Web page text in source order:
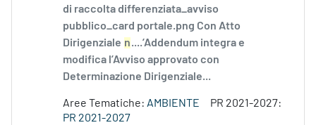
di raccolta differenziata_avviso
pubblico_card portale.png Con Atto
Dirigenziale n....’Addendum integra e
modifica l’Avviso approvato con
Determinazione Dirigenziale...
Aree Tematiche: AMBIENTE
PR 2021-2027:
PR 2021-2027